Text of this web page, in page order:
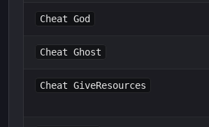
Cheat God
Cheat Ghost
Cheat GiveResources